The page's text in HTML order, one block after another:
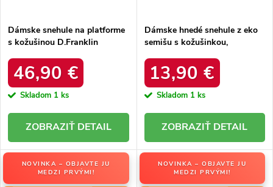
Dámske snehule na platforme
s kožušinou D.Franklin
46,90 €
Skladom 1 ks
DETAIL
Dámske hnedé snehule z eko
semišu s kožušinkou,
LEOPARD
13,90 €
Skladom 1 ks
DETAIL
NOVINKA – OBJAVTE JU
MEDZI PRVÝMI!
NOVINKA – OBJAVTE JU
MEDZI PRVÝMI!